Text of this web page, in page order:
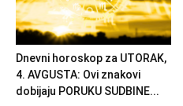
Dnevni horoskop za UTORAK,
4. AVGUSTA: Ovi znakovi
dobijaju PORUKU SUDBINE...